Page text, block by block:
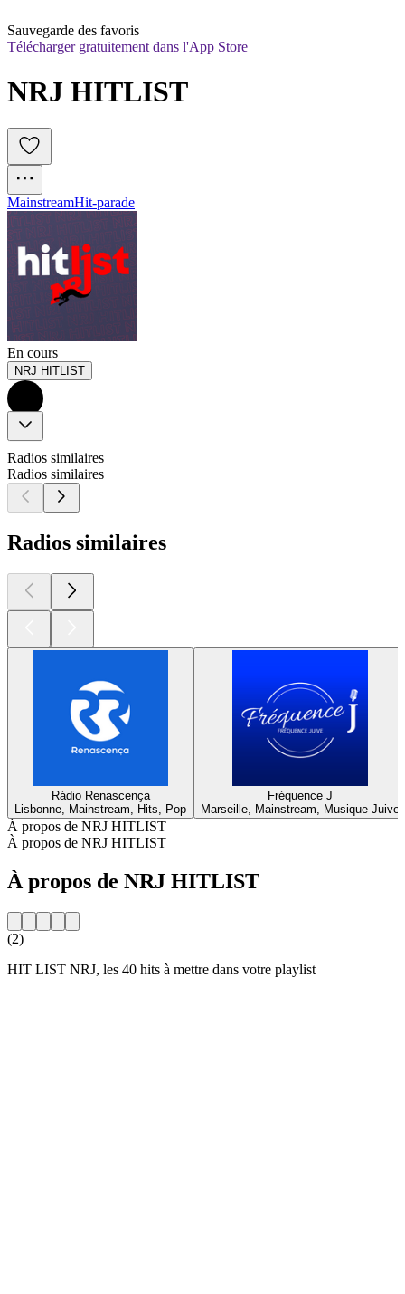
Sauvegarde des favoris
Télécharger gratuitement dans l'App Store
NRJ HITLIST
MainstreamHit-parade
En cours
NRJ HITLIST
Radios similaires
Radios similaires
Radios similaires
Rádio Renascença
Lisbonne, Mainstream, Hits, Pop
Fréquence J
Marseille, Mainstream, Musique Juive
À propos de NRJ HITLIST
À propos de NRJ HITLIST
À propos de NRJ HITLIST
(2)
HIT LIST NRJ, les 40 hits à mettre dans votre playlist